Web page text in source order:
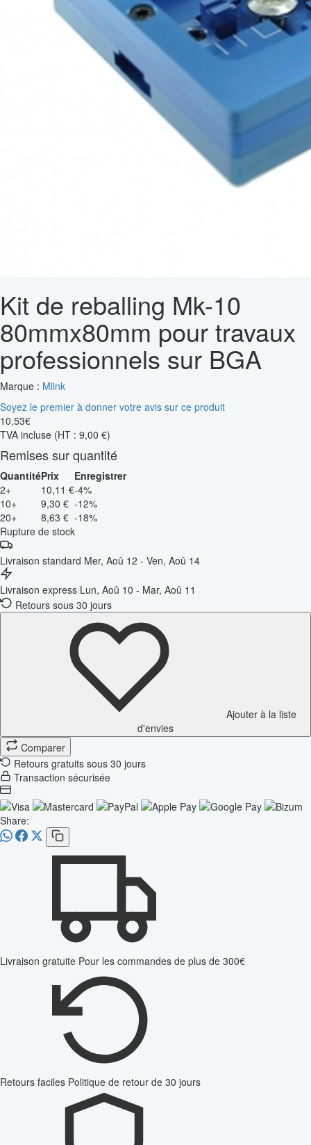
Kit de reballing Mk-10
80mmx80mm pour travaux
professionnels sur BGA
Marque : Mlink
Soyez le premier à donner votre avis sur ce produit
10,53€
TVA incluse (HT : 9,00 €)
Remises sur quantité
QuantitéPrix
Enregistrer
2+
10,11 €-4%
10+
9,30 € -12%
20+
8,63 € -18%
Rupture de stock
Livraison standard Mer, Aoû 12 - Ven, Aoû 14
Livraison express Lun, Aoû 10 - Mar, Aoû 11
Retours sous 30 jours
Ajouter à la liste
d'envies
Comparer
Retours gratuits sous 30 jours
Transaction sécurisée
Share:
Livraison gratuite Pour les commandes de plus de 300€
Retours faciles Politique de retour de 30 jours